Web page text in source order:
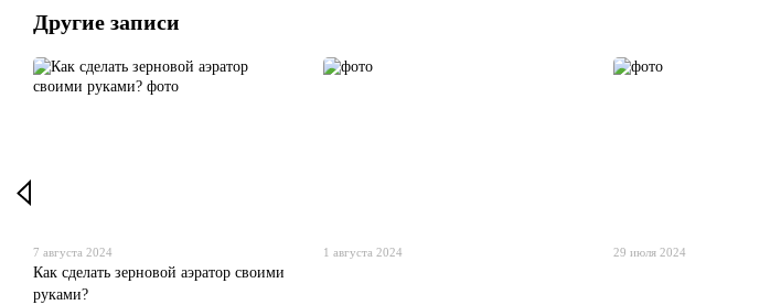
Другие записи
7 августа 2024
Как сделать зерновой аэратор своими
руками?
1 августа 2024 29 июля 2024